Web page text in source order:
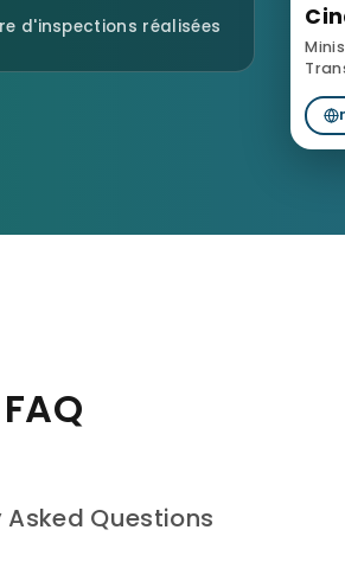
d'inspections réalisées
FAQ
Asked Questions